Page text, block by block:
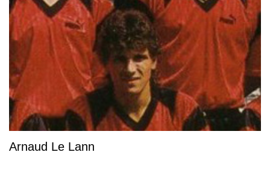
Arnaud Le Lann